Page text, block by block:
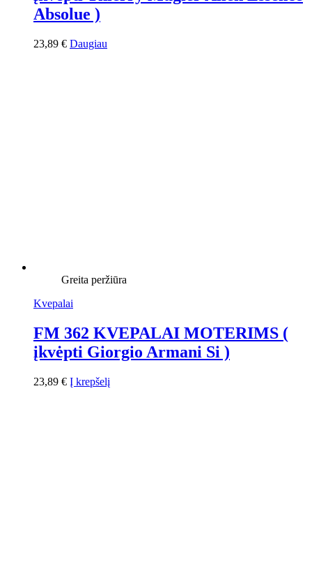
Absolue )
23,89 € Daugiau
Greita peržiūra
Kvepalai
FM 362 KVEPALAI MOTERIMS (
įkvėpti Giorgio Armani Si )
23,89 € Į krepšelį